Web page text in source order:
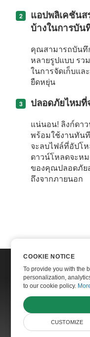
แอปพลิเคชันส
บ้างในการบัน
คุณสามารถบัน
หลายรูปแบบ รว
ในการจัดเก็บแล
ยืดหยุ่น
ปลอดภัยไหมที่
แน่นอน! ลิงก์ดา
พร้อมใช้งานทันที
จะลบไฟล์ที่อัปโ
ดาวน์โหลดจะห
ของคุณปลอดภัย
ถึงจากภายนอก
COOKIE NOTICE
To provide you with the
personalization,
to our cookie policy.
CUSTOMIZE
COOKIE NOTICE
To provide you with the
personalization,
to our cookie policy.
CUSTOMIZE